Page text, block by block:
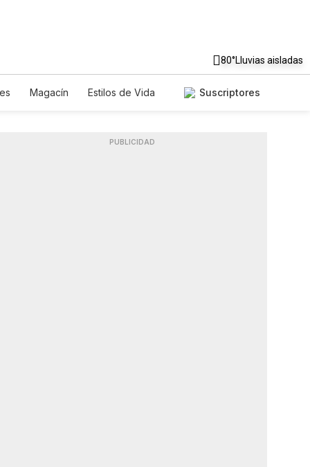
80°Lluvias aisladas
Magacín
Estilos de Vida
Suscriptores
PUBLICIDAD